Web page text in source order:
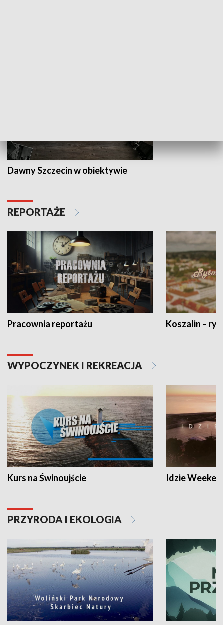
Dawny Szczecin w obiektywie
REPORTAŻE
Pracownia reportażu Koszalin –
WYPOCZYNEK I REKREACJA
Kurs na Świnoujście Idzie
PRZYRODA I EKOLOGIA